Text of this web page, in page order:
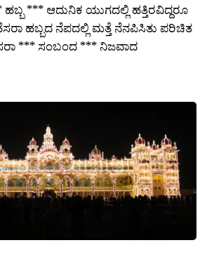
*** ಆದುನಿಕ ಯುಗದಲ್ಲಿ ಹತ್ತಿರವಿದ್ದರೂ
ಹಬ್ಬದ ನೆಪದಲ್ಲಿ ಮತ್ತೆ ನೆನಪಿಸಿತು ಪರಿಚಿತ
*** ಸಂಬಂದ *** ನಿಜವಾದ